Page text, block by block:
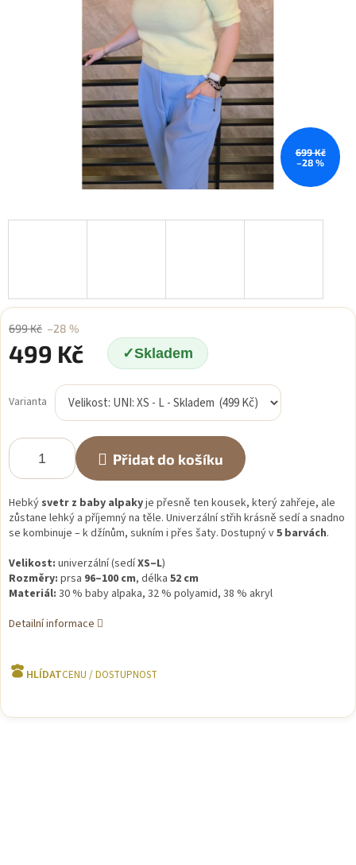
699 Kč
–28 %
699 Kč –28 %
499 Kč Skladem
cena:
Varianta
Přidat do košíku
Hebký svetr z baby alpakyje přesně ten kousek, který zahřeje, ale
zůstane lehký a příjemný na těle. Univerzální střih krásně sedí a snadno
se kombinuje – k džínům, sukním i přes šaty. Dostupný v5 barvách.
Velikost: univerzální (sedíXS–L)
Rozměry: prsa 96–100 cm, délka 52 cm
Materiál: 30 % baby alpaka, 32 % polyamid, 38 % akryl
Detailní informace
HLÍDAT